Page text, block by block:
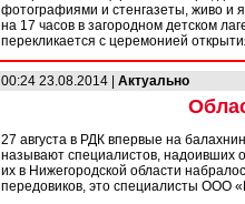
фотографиями и стенгазеты, живо и
на 17 часов в загородном детском
перекликается с церемонией
00:24 23.08.2014 | Актуально
27 августа в РДК впервые на
называют специалистов, надоивших
их в Нижегородской области
передовиков, это специалисты ООО